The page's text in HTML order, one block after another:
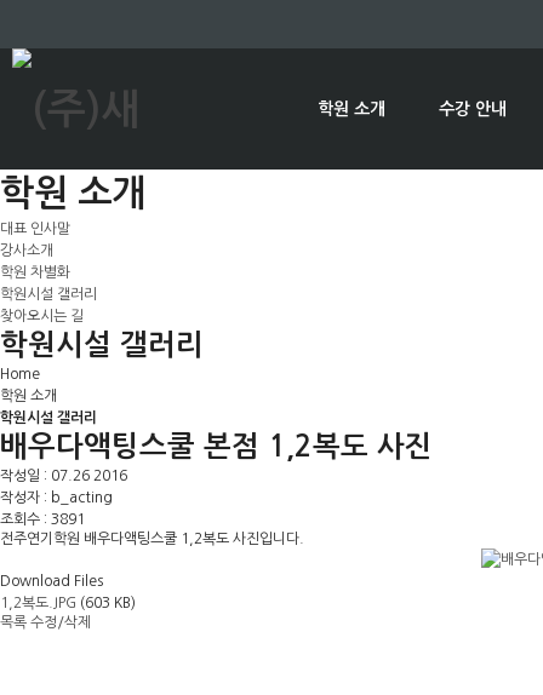
학원 소개 수강 안내
학원 소개
대표 인사말
강사소개
학원 차별화
학원시설 갤러리
찾아오시는 길
학원시설 갤러리
Home
학원 소개
학원시설 갤러리
배우다액팅스쿨 본점 1,2복도 사진
작성일 : 07.26 2016
작성자 : b_acting
조회수 : 3891
전주연기학원 배우다액팅스쿨 1,2복도 사진입니다.
Download Files
1,2복도.JPG (603 KB)
목록 수정/삭제